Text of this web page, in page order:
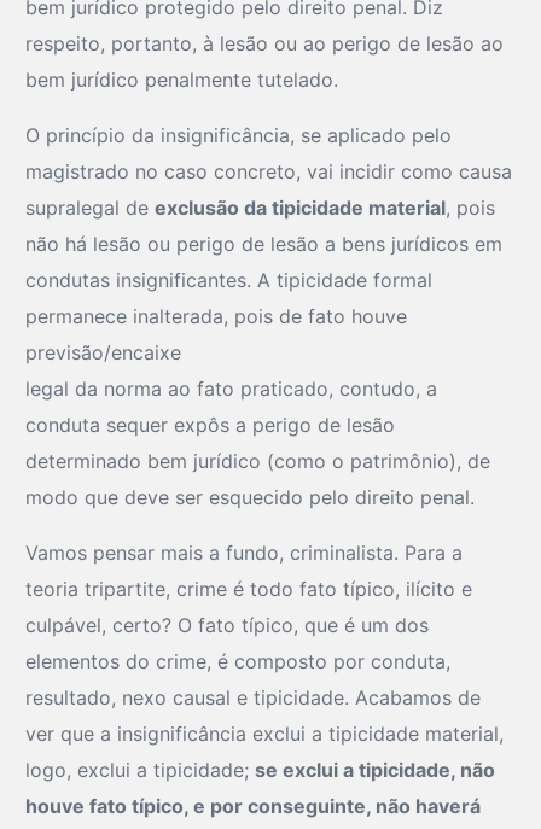
bem jurídico protegido pelo direito penal. Diz
respeito, portanto, à lesão ou ao perigo de lesão ao
bem jurídico penalmente tutelado.
O princípio da insignificância, se aplicado pelo
magistrado no caso concreto, vai incidir como causa
supralegal deexclusão da tipicidade material, pois
não há lesão ou perigo de lesão a bens jurídicos em
condutas insignificantes. A tipicidade formal
permanece inalterada, pois de fato houve
previsão/encaixe
legal da norma ao fato praticado, contudo, a
conduta sequer expôs a perigo de lesão
determinado bem jurídico (como o patrimônio), de
modo que deve ser esquecido pelo direito penal.
Vamos pensar mais a fundo, criminalista. Para a
teoria tripartite, crime é todo fato típico, ilícito e
culpável, certo? O fato típico, que é um dos
elementos do crime, é composto por conduta,
resultado, nexo causal e tipicidade. Acabamos de
ver que a insignificância exclui a tipicidade material,
logo, exclui a tipicidade;se exclui a tipicidade, não
houve fato típico, e por conseguinte, não haverá